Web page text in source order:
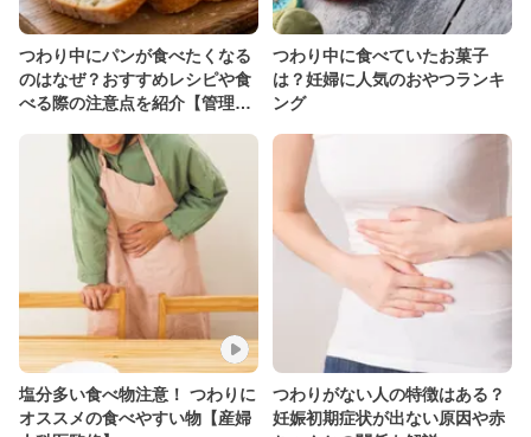
つわり中にパンが食べたくなる
のはなぜ？おすすめレシピや食
べる際の注意点を紹介【管理栄
つわり中に食べていたお菓子
は？妊婦に人気のおやつランキ
ング
塩分多い食べ物注意！ つわりに
オススメの食べやすい物【産婦
つわりがない人の特徴はある？
妊娠初期症状が出ない原因や赤